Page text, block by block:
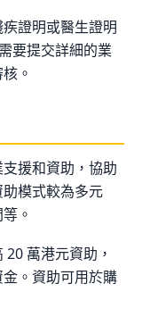
證明或醫生證明
要提交詳細的業
。
援和資助，協助
模式較為多元
。
萬港元資助，
。資助可用於購